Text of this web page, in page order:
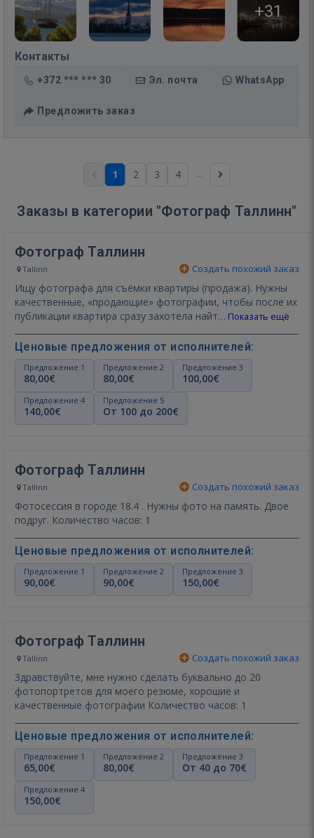
+31
Контакты
+372 *** *** 30 Эл. почта WhatsApp
Предложить заказ
1 2 3 4 ...
Заказы в категории "Фотограф Таллинн"
Фотограф Таллинн
Tallinn Создать похожий заказ
Ищу фотографа для съёмки квартиры (продажа). Нужны
качественные, «продающие» фотографии, чтобы после их
публикации квартира сразу захотела найт… Показать ещё
Ценовые предложения от исполнителей:
Предложение 1
80,00€
Предложение 2
80,00€
Предложение 3
100,00€
Предложение 4
140,00€
Предложение 5
От 100 до 200€
Фотограф Таллинн
Tallinn Создать похожий заказ
Фотосессия в городе 18.4 . Нужны фото на память. Двое
подруг. Количество часов: 1
Ценовые предложения от исполнителей:
Предложение 1
90,00€
Предложение 2
90,00€
Предложение 3
150,00€
Фотограф Таллинн
Tallinn Создать похожий заказ
Здравствуйте, мне нужно сделать буквально до 20
фотопортретов для моего резюме, хорошие и
качественные фотографии Количество часов: 1
Ценовые предложения от исполнителей:
Предложение 1
65,00€
Предложение 2
80,00€
Предложение 3
От 40 до 70€
Предложение 4
150,00€